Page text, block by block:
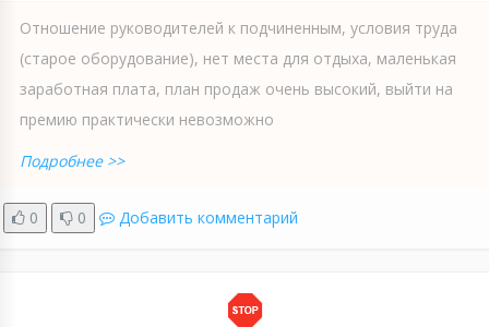
Отношение руководителей к подчиненным, условия труда
(старое оборудование), нет места для отдыха, маленькая
заработная плата, план продаж очень высокий, выйти на
премию практически невозможно
Подробнее >>
0 0 Добавить комментарий